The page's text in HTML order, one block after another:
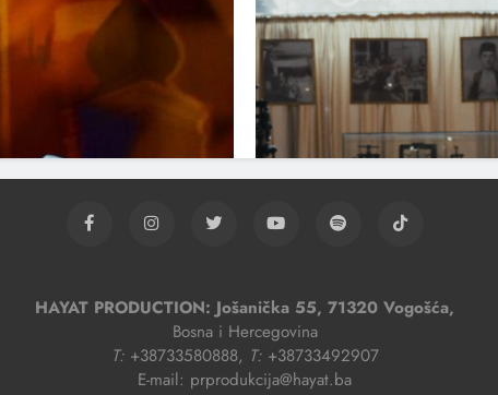
HAYAT PRODUCTION: Jošanička 55, 71320 Vogošća,
Bosna i Hercegovina
T:+38733580888, T:+38733492907
E-mail: prprodukcija@hayat.ba